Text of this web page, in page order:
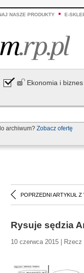
NASZE PRODUKTY E-
Ekonomia i biznes
archiwum? Zobacz ofertę
POPRZEDNI ARTYKUŁ Z
Rysuje sędzia
10 czerwca 2015 | Rzecz